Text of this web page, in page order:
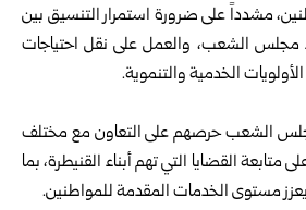
مشدداً على ضرورة استمرار التنسيق بين
مجلس الشعب، والعمل على نقل احتياجات
الخدمية والتنموية.
الشعب حرصهم على التعاون مع مختلف
متابعة القضايا التي تهم أبناء القنيطرة، بما
مستوى الخدمات المقدمة للمواطنين.